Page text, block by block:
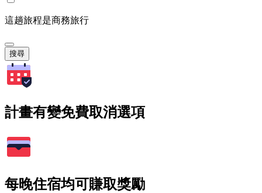
這趟旅程是商務旅行
搜尋
計畫有變免費取消選項
每晚住宿均可賺取獎勵